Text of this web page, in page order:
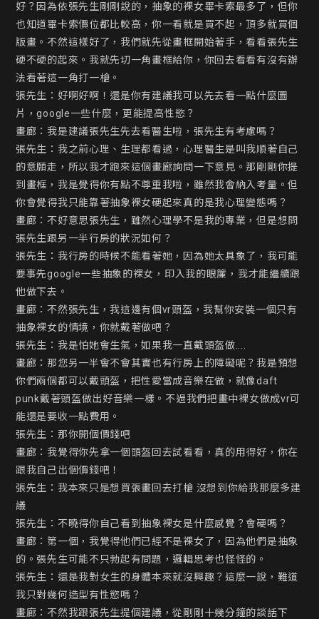
好？因為依張先生剛剛說的，抽象的裸女畢卡索最多了，但你
也知道畢卡索價位都比較高，你一看就是買不起，頂多就買個
版畫。不然這樣好了，我們就先從畫框開始著手，看看張先生
硬不硬的起來。我就先切一角畫框給你，你回去看看有沒有辦
法看著這一角打一槍。
張先生：好啊好啊！還是你有建議我可以先去看一點什麼圖
片，google一些什麼，更能提高性慾？
畫廊：我是建議張先生先去看醫生啦，張先生有考慮嗎？
張先生：我之前心理、生理都看過，心理醫生是叫我順著自己
的意願走，所以我才跑來這個畫廊詢問一下意見。那剛剛你提
到畫框，我是覺得你有點不尊重我啦，雖然我會納入考量。但
你會覺得我只能靠著抽象裸女硬起來真的是我心理變態嗎？
畫廊：不好意思張先生，雖然心理學不是我的專業，但是想問
張先生跟另一半行房的狀況如何？
張先生：我行房的時候不能看著她，因為她太具象了，我可能
要事先google一些抽象的裸女，印入我的眼簾，我才能繼續跟
他做下去。
畫廊：不然張先生，我這邊有個vr頭盔，我幫你安裝一個只有
抽象裸女的情境，你就戴著做吧？
張先生：我是怕她會生氣，如果我一直戴頭盔做....
畫廊：那您另一半會不會其實也有行房上的障礙呢？我是預想
你們兩個都可以戴頭盔，把性愛當成音樂在做，就像daft
punk戴著頭盔做出好音樂一樣。不過我們把畫中裸女做成vr可
能還是要收一點費用。
張先生：那你開個價錢吧
畫廊：我覺得你先拿一個頭盔回去試看看，真的用得好，你在
跟我自己出個價錢吧！
張先生：我本來只是想買張畫回去打槍 沒想到你給我那麼多建
議
張先生：不曉得你自己看到抽象裸女是什麼感覺？會硬嗎？
畫廊：第一個，我覺得他們已經不是裸女了，因為他們是抽象
的。張先生可能不只勃起有問題，邏輯思考也怪怪的。
張先生：還是我對女生的身體本來就沒興趣？這麼一說，難道
我只對幾何造型有性慾嗎？
畫廊：不然我跟張先生提個建議，從剛剛十幾分鐘的談話下